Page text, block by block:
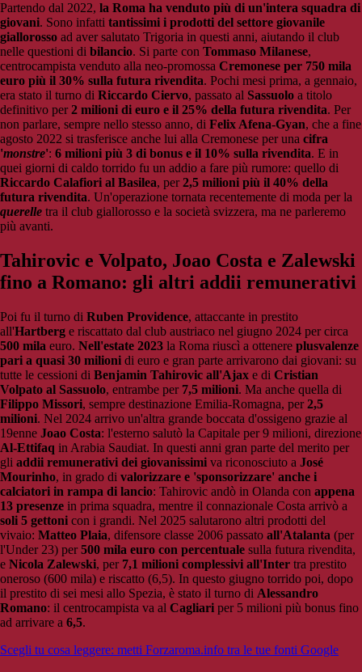
Partendo dal 2022, la Roma ha venduto più di un'intera squadra di
giovani. Sono infatti tantissimi i prodotti del settore giovanile
giallorosso ad aver salutato Trigoria in questi anni, aiutando il club
nelle questioni di bilancio. Si parte con Tommaso Milanese,
centrocampista venduto alla neo-promossa Cremonese per 750 mila
euro più il 30% sulla futura rivendita. Pochi mesi prima, a gennaio,
era stato il turno di Riccardo Ciervo, passato al Sassuolo a titolo
definitivo per2 milioni di euro e il 25% della futura rivendita. Per
non parlare, sempre nello stesso anno, di Felix Afena-Gyan, che a fine
agosto 2022 si trasferisce anche lui alla Cremonese per una cifra
'monstre': 6 milioni più 3 di bonus e il 10% sulla rivendita. E in
quei giorni di caldo torrido fu un addio a fare più rumore: quello di
Riccardo Calafiori al Basilea, per2,5 milioni più il 40% della
futura rivendita. Un'operazione tornata recentemente di moda per la
querelle tra il club giallorosso e la società svizzera, ma ne parleremo
più avanti.
Tahirovic e Volpato, Joao Costa e Zalewski
fino a Romano: gli altri addii remunerativi
Poi fu il turno di Ruben Providence, attaccante in prestito
all'Hartberg e riscattato dal club austriaco nel giugno 2024 per circa
500 mila euro. Nell'estate 2023 la Roma riuscì a ottenere plusvalenze
pari a quasi 30 milioni di euro e gran parte arrivarono dai giovani: su
tutte le cessioni di Benjamin Tahirovic all'Ajax e di Cristian
Volpato al Sassuolo, entrambe per 7,5 milioni. Ma anche quella di
Filippo Missori, sempre destinazione Emilia-Romagna, per2,5
milioni. Nel 2024 arrivo un'altra grande boccata d'ossigeno grazie al
19enne Joao Costa: l'esterno salutò la Capitale per 9 milioni, direzione
Al-Ettifaq in Arabia Saudiat. In questi anni gran parte del merito per
gli addii remunerativi dei giovanissimi va riconosciuto a José
Mourinho, in grado di valorizzare e 'sponsorizzare' anche i
calciatori in rampa di lancio: Tahirovic andò in Olanda con appena
13 presenze in prima squadra, mentre il connazionale Costa arrivò a
soli 5 gettoni con i grandi. Nel 2025 salutarono altri prodotti del
vivaio: Matteo Plaia, difensore classe 2006 passato all'Atalanta (per
l'Under 23) per500 mila euro con percentuale sulla futura rivendita,
e Nicola Zalewski, per 7,1 milioni complessivi all'Inter tra prestito
oneroso (600 mila) e riscatto (6,5). In questo giugno torrido poi, dopo
il prestito di sei mesi allo Spezia, è stato il turno di Alessandro
Romano: il centrocampista va al Cagliari per 5 milioni più bonus fino
ad arrivare a 6,5.
Scegli tu cosa leggere: metti Forzaroma.info tra le tue fonti Google